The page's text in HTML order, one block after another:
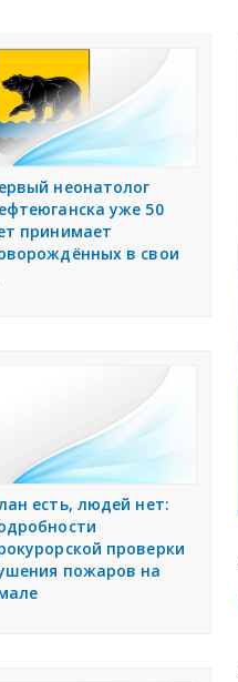
неонатолог
уже 50
принимает
в свои
есть, людей нет:
проверки
пожаров на